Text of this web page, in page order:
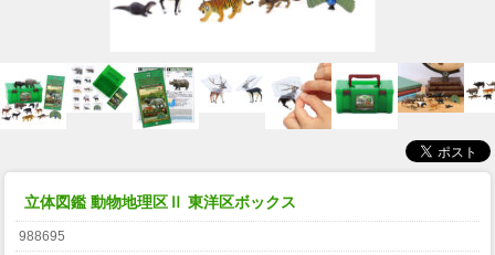
立体図鑑 動物地理区Ⅱ 東洋区ボックス
988695